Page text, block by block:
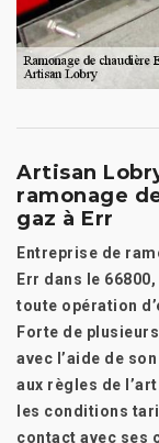
Artisan
ramonage
gaz à Err
Entreprise de
Err dans le
toute opération
Forte de
avec l’aide de
aux règles de
les conditions
contact avec ses